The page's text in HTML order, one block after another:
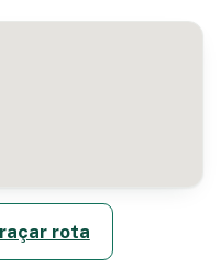
rota